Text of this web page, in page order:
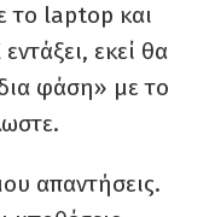
το laptop και
εντάξει, εκεί θα
φάση» με το
απαντήσεις.